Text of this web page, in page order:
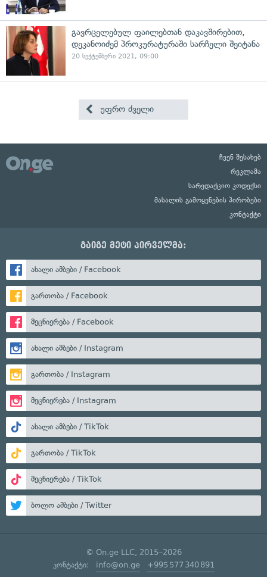
გავრცელებულ ფაილებთან დაკავშირებით,
დეკანოიძემ პროკურატურაში სარჩელი შეიტანა
20 სექტემბერი 2021, 09:00
უფრო ძველი
ჩვენ შესახებ
რეკლამა
სარედაქციო კოდექსი
მასალის გამოყენების პირობები
კონტაქტი
გაიგე მეტი პირველმა:
ახალი ამბები / Facebook
გართობა / Facebook
მეცნიერება / Facebook
ახალი ამბები / Instagram
გართობა / Instagram
მეცნიერება / Instagram
ახალი ამბები / TikTok
გართობა / TikTok
მეცნიერება / TikTok
ბოლო ამბები / Twitter
© On.ge LLC, 2015–2026
კონტაქტი: info@on.ge +995 577 340 891